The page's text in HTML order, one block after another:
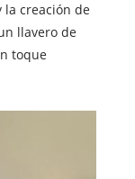
la creación de
llavero de
toque